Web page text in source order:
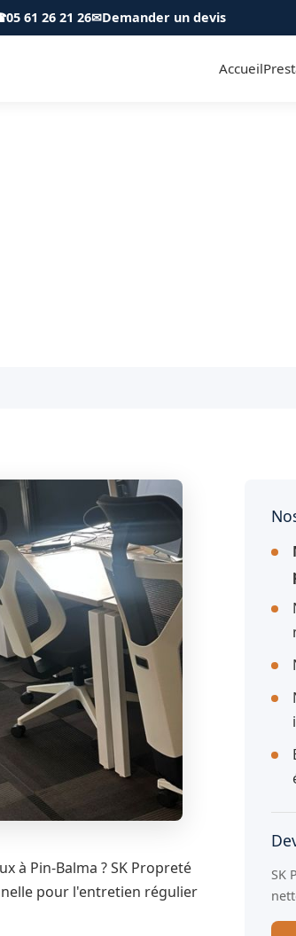
05 61 26 21 26✉Demander un devis
Accueil
à Pin-Balma ? SK Propreté
pour l'entretien régulier
SK